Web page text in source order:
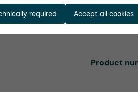
Product
required Accept all cookies